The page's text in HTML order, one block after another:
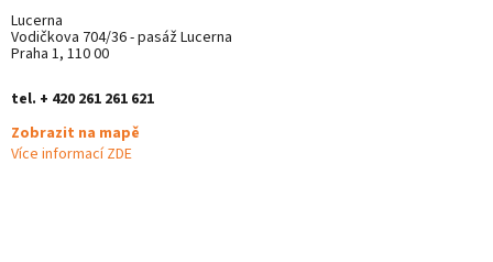
Lucerna
Vodičkova 704/36 - pasáž Lucerna
Praha 1, 110 00
tel. + 420 261 261 621
Zobrazit na mapě
Více informací ZDE